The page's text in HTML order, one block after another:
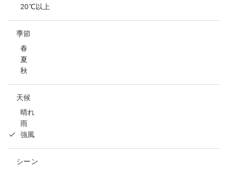
20℃以上
季節
春
夏
秋
天候
晴れ
雨
強風
シーン